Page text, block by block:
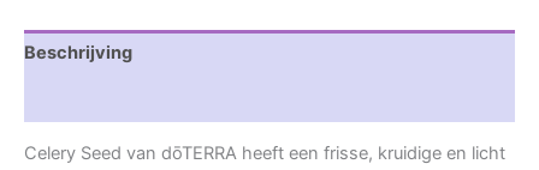
Beschrijving
Celery Seed van dōTERRA heeft een frisse, kruidige en licht